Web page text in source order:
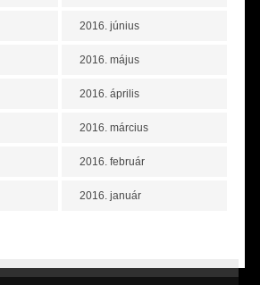
2016. június
2016. május
2016. április
2016. március
2016. február
2016. január